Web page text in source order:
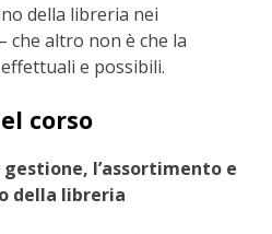
della libreria nei
che altro non è che la
e possibili.
corso
gestione, l’assortimento e
della libreria